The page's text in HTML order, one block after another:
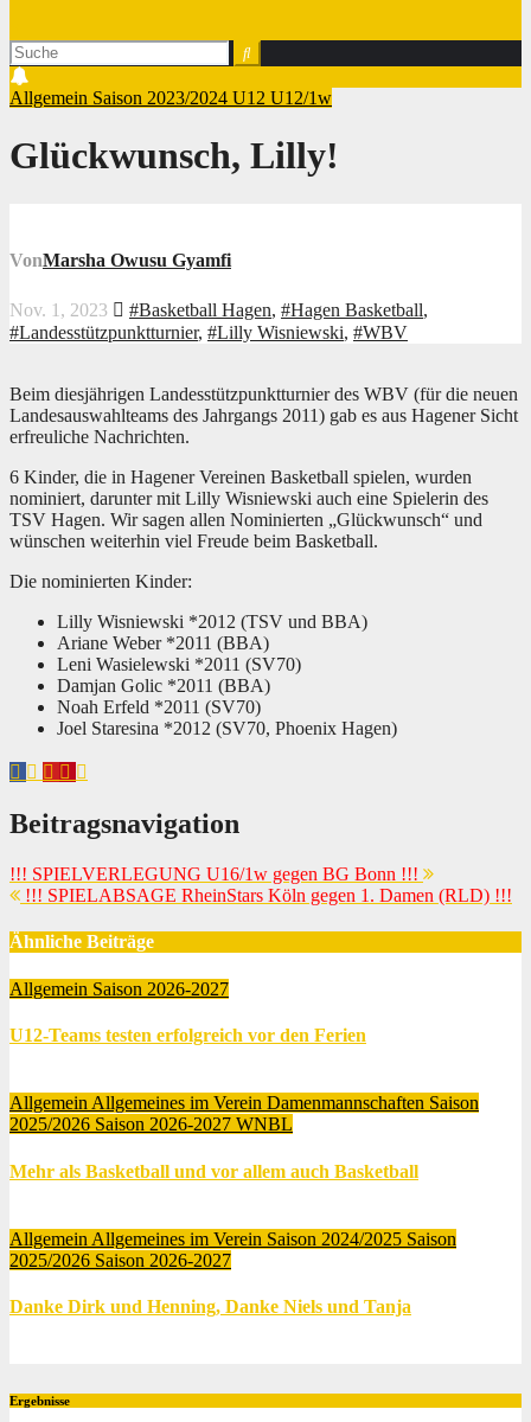
Allgemein Saison 2023/2024 U12 U12/1w
Glückwunsch, Lilly!
VonMarsha Owusu Gyamfi
Nov. 1, 2023 #Basketball Hagen, #Hagen Basketball,
#Landesstützpunktturnier, #Lilly Wisniewski, #WBV
Beim diesjährigen Landesstützpunktturnier des WBV (für die neuen
Landesauswahlteams des Jahrgangs 2011) gab es aus Hagener Sicht
erfreuliche Nachrichten.
6 Kinder, die in Hagener Vereinen Basketball spielen, wurden
nominiert, darunter mit Lilly Wisniewski auch eine Spielerin des
TSV Hagen. Wir sagen allen Nominierten „Glückwunsch“ und
wünschen weiterhin viel Freude beim Basketball.
Die nominierten Kinder:
Lilly Wisniewski *2012 (TSV und BBA)
Ariane Weber *2011 (BBA)
Leni Wasielewski *2011 (SV70)
Damjan Golic *2011 (BBA)
Noah Erfeld *2011 (SV70)
Joel Staresina *2012 (SV70, Phoenix Hagen)
Beitragsnavigation
!!! SPIELVERLEGUNG U16/1w gegen BG Bonn !!!
!!! SPIELABSAGE RheinStars Köln gegen 1. Damen (RLD) !!!
Ähnliche Beiträge
Allgemein Saison 2026-2027
U12-Teams testen erfolgreich vor den Ferien
Allgemein Allgemeines im Verein Damenmannschaften Saison
2025/2026 Saison 2026-2027 WNBL
Mehr als Basketball und vor allem auch Basketball
Allgemein Allgemeines im Verein Saison 2024/2025 Saison
2025/2026 Saison 2026-2027
Danke Dirk und Henning, Danke Niels und Tanja
Ergebnisse